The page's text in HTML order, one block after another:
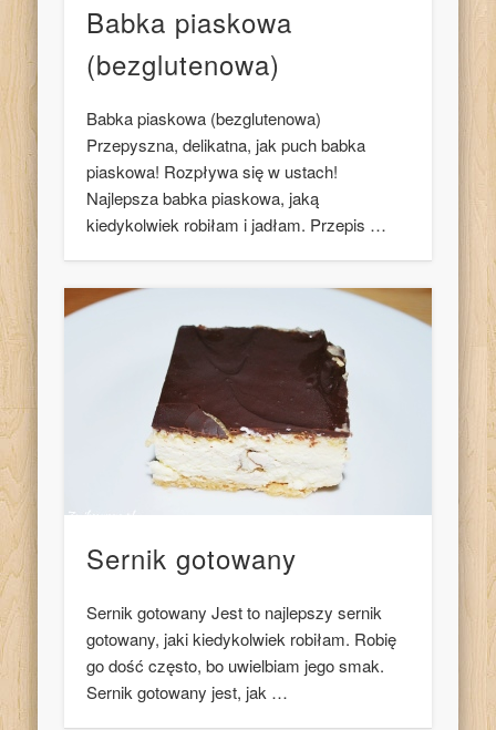
Babka piaskowa
(bezglutenowa)
Babka piaskowa (bezglutenowa)
Przepyszna, delikatna, jak puch babka
piaskowa! Rozpływa się w ustach!
Najlepsza babka piaskowa, jaką
kiedykolwiek robiłam i jadłam. Przepis …
Sernik gotowany
Sernik gotowany Jest to najlepszy sernik
gotowany, jaki kiedykolwiek robiłam. Robię
go dość często, bo uwielbiam jego smak.
Sernik gotowany jest, jak …